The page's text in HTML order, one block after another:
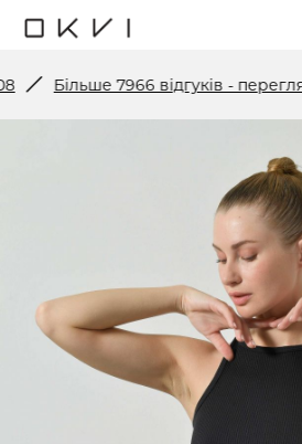
Більше 7966 відгуків - переглянути